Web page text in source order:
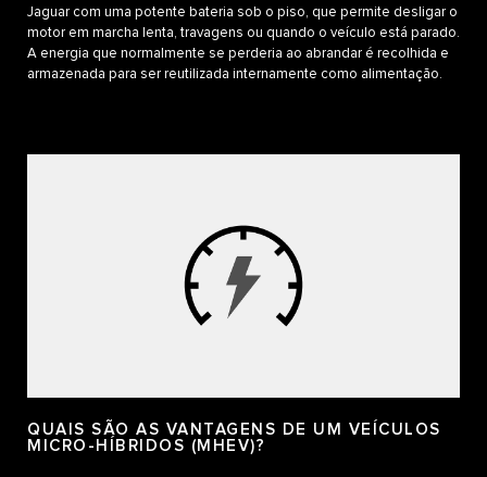
Jaguar com uma potente bateria sob o piso, que permite desligar o
motor em marcha lenta, travagens ou quando o veículo está parado.
A energia que normalmente se perderia ao abrandar é recolhida e
armazenada para ser reutilizada internamente como alimentação.
QUAIS SÃO AS VANTAGENS DE UM VEÍCULOS
MICRO-HÍBRIDOS (MHEV)?